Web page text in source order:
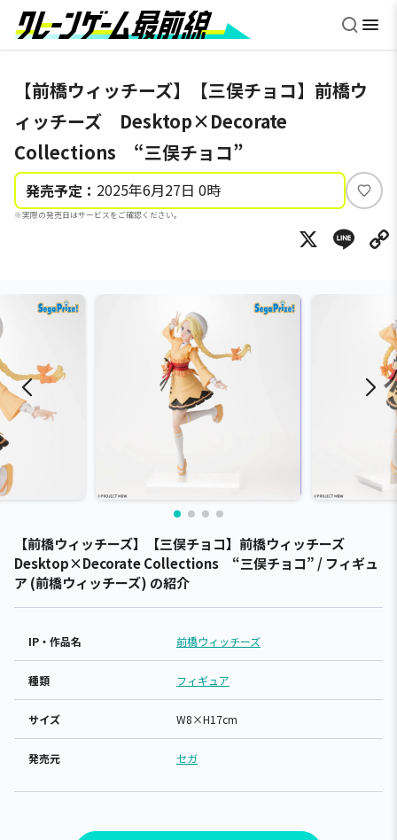
【前橋ウィッチーズ】【三俣チョコ】前橋ウ
ィッチーズ Desktop×Decorate
Collections “三俣チョコ”
発売予定： 2025年6月27日 0時
※実際の発売日はサービスをご確認ください。
い
ね
X
【前橋ウィッチーズ】【三俣チョコ】前橋ウィッチーズ
Desktop×Decorate Collections “三俣チョコ” / フィギュ
ア (前橋ウィッチーズ) の紹介
IP・作品名 前橋ウィッチーズ
種類 フィギュア
サイズ W8×H17cm
発売元 セガ